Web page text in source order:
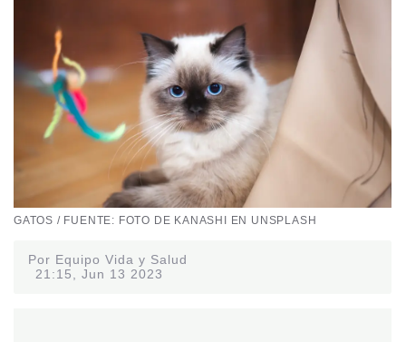
GATOS / FUENTE: FOTO DE KANASHI EN UNSPLASH
Por Equipo Vida y Salud
21:15, Jun 13 2023